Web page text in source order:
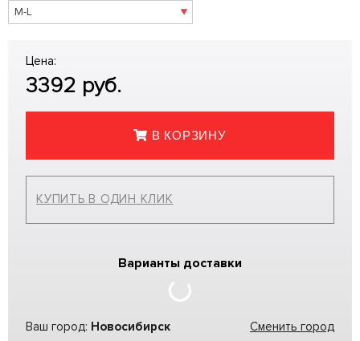
Цена:
3392 руб.
В КОРЗИНУ
КУПИТЬ В ОДИН КЛИК
Варианты доставки
Ваш город: Новосибирск Сменить город